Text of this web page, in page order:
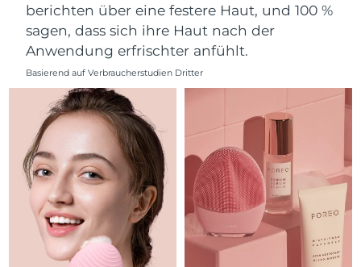
berichten über eine festere Haut, und 100 %
sagen, dass sich ihre Haut nach der
Anwendung erfrischter anfühlt.
Basierend auf Verbraucherstudien Dritter
Polen Erwartete Lieferung
Portugal
Puerto Rico 8/12/26
Katar Erwartete Lieferung
Réunion Erwartete Lieferung 8/15/26
Rumänien Erwartete Lieferung 8/10/26
Russland Erwartete Lieferung 8/18/26